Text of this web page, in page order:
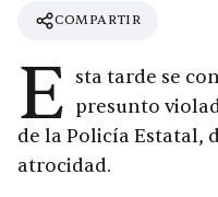
COMPARTIR
E sta tarde se
presunto
de la Policía Estatal,
atrocidad.